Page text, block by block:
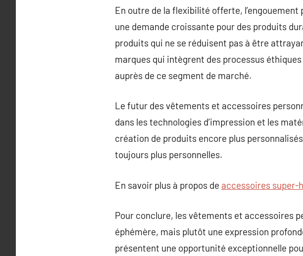
En outre de la flexibilité offerte,
une demande croissante pour des produits
produits qui ne se réduisent pas à être
marques qui intègrent des processus
auprès de ce segment de marché.
Le futur des vêtements et accessoires
dans les technologies d’impression et les
création de produits encore plus
toujours plus personnelles.
En savoir plus à propos de accessoires super-
Pour conclure, les vêtements et accessoires
éphémère, mais plutôt une expression
présentent une opportunité exceptionnelle